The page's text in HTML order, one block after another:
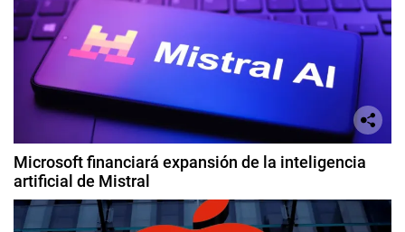
Microsoft financiará expansión de la inteligencia
artificial de Mistral